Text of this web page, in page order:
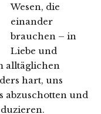
Wesen, die
einander
brauchen – in
Liebe und
alltäglichen
hart, uns
abzuschotten und